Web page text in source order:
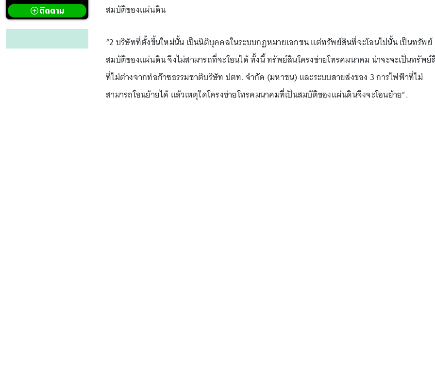
ติดตาม
สมบัติของแผ่นดิน
“2 บริษัทที่ตั้งขึ้นใหม่นั้น เป็นนิติบุคคลในระบบกฎหมายเอกชน แต่ทรัพย์สินที่จะโอนไปนั้น เป็นทรัพย์
สมบัติของแผ่นดิน จึงไม่สามารถที่จะโอนได้ ทั้งนี้ ทรัพย์สินโครงข่ายโทรคมนาคม น่าจะจะเป็นทรัพย์
ที่ไม่ต่างจากท่อก๊าซธรรมชาติบริษัท ปตท. จำกัด (มหาชน) และระบบสายส่งของ 3 การไฟฟ้าที่ไม่
สามารถโอนย้ายได้ แล้วเหตุใดโครงข่ายโทรคมนาคมที่เป็นสมบัติของแผ่นดินจึงจะโอนย้าย”.